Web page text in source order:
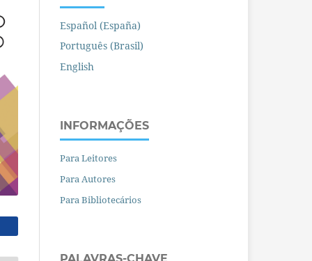
Español (España)
Português (Brasil)
English
INFORMAÇÕES
Para Leitores
Para Autores
Para Bibliotecários